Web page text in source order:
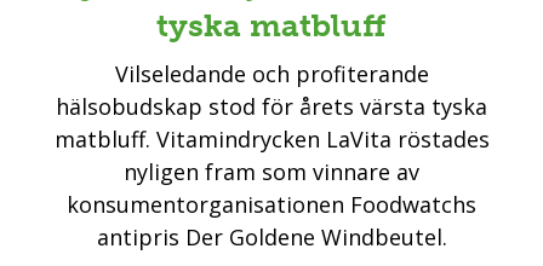
tyska matbluff
Vilseledande och profiterande
hälsobudskap stod för årets värsta tyska
matbluff. Vitamindrycken LaVita röstades
nyligen fram som vinnare av
konsumentorganisationen Foodwatchs
antipris Der Goldene Windbeutel.